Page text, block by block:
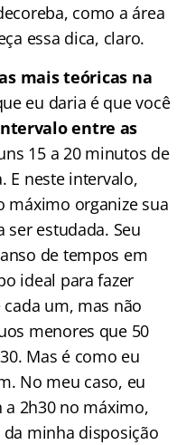
como a área
essa dica, claro.
mais teóricas na
eu daria é que você
entre as
15 a 20 minutos de
E neste intervalo,
máximo organize sua
estudada. Seu
de tempos em
ideal para fazer
um, mas não
menores que 50
Mas é como eu
No meu caso, eu
a 2h30 no máximo,
minha disposição